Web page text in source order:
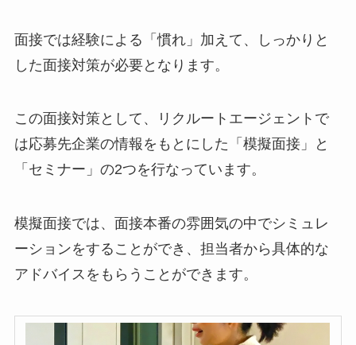
面接では経験による「慣れ」加えて、
しっかりと
した面接対策が必要となります。
この面接対策として、リクルートエージェントで
は応募先企業の情報をもとにした 「模擬面接」
と
「セミナー」 の2つを行なっています。
模擬面接では、面接本番の雰囲気の中でシミュレ
ーションをすることができ、担当者から具体的な
アドバイスをもらうことができます。